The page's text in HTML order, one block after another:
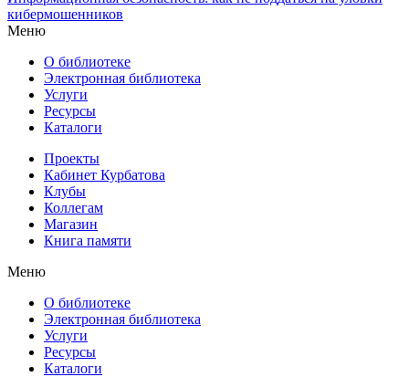
кибермошенников
Меню
О библиотеке
Электронная библиотека
Услуги
Ресурсы
Каталоги
Проекты
Кабинет Курбатова
Клубы
Коллегам
Магазин
Книга памяти
Меню
О библиотеке
Электронная библиотека
Услуги
Ресурсы
Каталоги